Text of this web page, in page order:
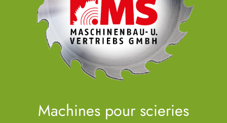
Machines pour scieries